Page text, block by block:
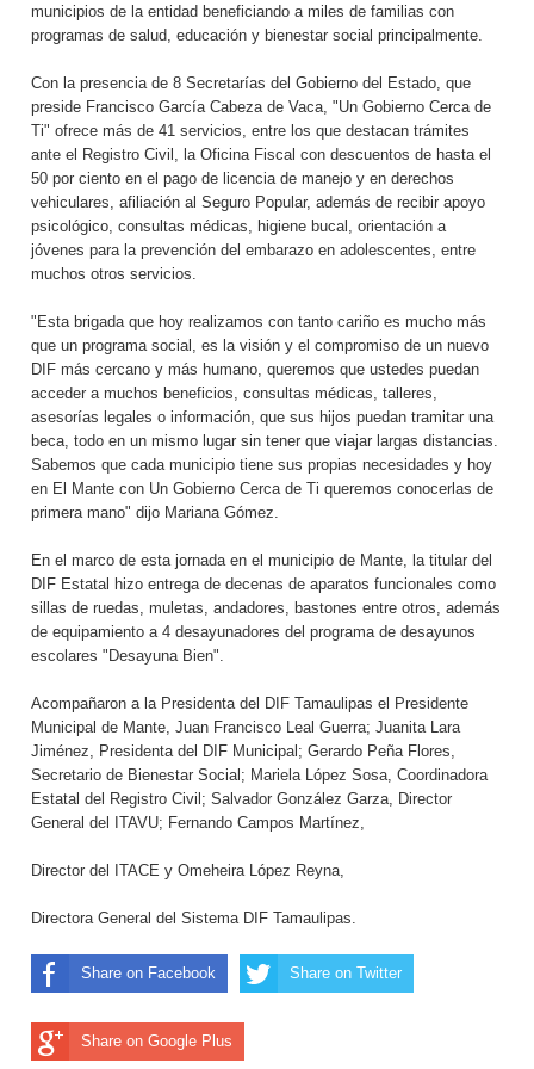
municipios de la entidad beneficiando a miles de familias con
programas de salud, educación y bienestar social principalmente.
Con la presencia de 8 Secretarías del Gobierno del Estado, que
preside Francisco García Cabeza de Vaca, "Un Gobierno Cerca de
Ti" ofrece más de 41 servicios, entre los que destacan trámites
ante el Registro Civil, la Oficina Fiscal con descuentos de hasta el
50 por ciento en el pago de licencia de manejo y en derechos
vehiculares, afiliación al Seguro Popular, además de recibir apoyo
psicológico, consultas médicas, higiene bucal, orientación a
jóvenes para la prevención del embarazo en adolescentes, entre
muchos otros servicios.
"Esta brigada que hoy realizamos con tanto cariño es mucho más
que un programa social, es la visión y el compromiso de un nuevo
DIF más cercano y más humano, queremos que ustedes puedan
acceder a muchos beneficios, consultas médicas, talleres,
asesorías legales o información, que sus hijos puedan tramitar una
beca, todo en un mismo lugar sin tener que viajar largas distancias.
Sabemos que cada municipio tiene sus propias necesidades y hoy
en El Mante con Un Gobierno Cerca de Ti queremos conocerlas de
primera mano" dijo Mariana Gómez.
En el marco de esta jornada en el municipio de Mante, la titular del
DIF Estatal hizo entrega de decenas de aparatos funcionales como
sillas de ruedas, muletas, andadores, bastones entre otros, además
de equipamiento a 4 desayunadores del programa de desayunos
escolares "Desayuna Bien".
Acompañaron a la Presidenta del DIF Tamaulipas el Presidente
Municipal de Mante, Juan Francisco Leal Guerra; Juanita Lara
Jiménez, Presidenta del DIF Municipal; Gerardo Peña Flores,
Secretario de Bienestar Social; Mariela López Sosa, Coordinadora
Estatal del Registro Civil; Salvador González Garza, Director
General del ITAVU; Fernando Campos Martínez,
Director del ITACE y Omeheira López Reyna,
Directora General del Sistema DIF Tamaulipas.
Share on Facebook Share on Twitter
Share on Google Plus